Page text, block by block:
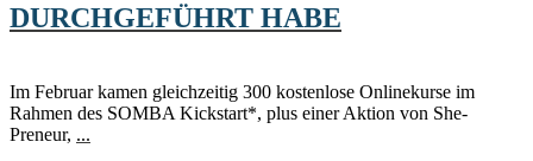
DURCHGEFÜHRT HABE
Im Februar kamen gleichzeitig 300 kostenlose Onlinekurse im
Rahmen des SOMBA Kickstart*, plus einer Aktion von She-
Preneur, ...